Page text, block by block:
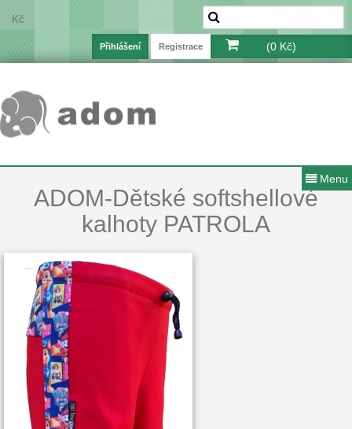
Menu
Přihlášení Registrace
Kč
(0 Kč)
ADOM-Dětské softshellové
kalhoty PATROLA